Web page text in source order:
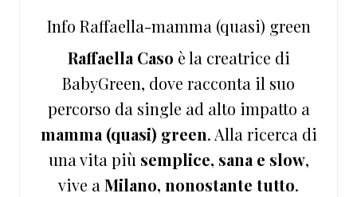
Info Raffaella-mamma (quasi) green
Raffaella Caso è la creatrice di
BabyGreen, dove racconta il suo
percorso da single ad alto impatto a
mamma (quasi) green. Alla ricerca di
una vita più semplice, sana e slow,
vive a Milano, nonostante tutto.